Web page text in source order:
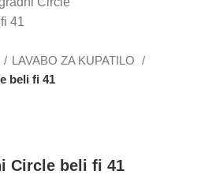
LAVABO ZA KUPATILO
beli fi 41
Circle beli fi 41